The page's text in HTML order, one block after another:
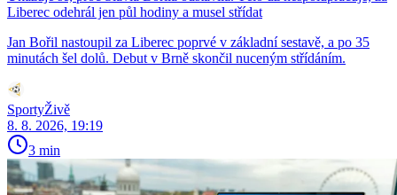
Liberec odehrál jen půl hodiny a musel střídat
Jan Bořil nastoupil za Liberec poprvé v základní sestavě, a po 35
minutách šel dolů. Debut v Brně skončil nuceným střídáním.
SportyŽivě
8. 8. 2026, 19:19
3 min